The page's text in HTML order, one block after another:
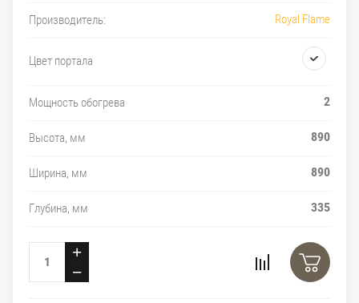
Производитель: Royal Flame
Цвет портала
Мощность обогрева 2
Высота, мм 890
Ширина, мм 890
Глубина, мм 335
−
+